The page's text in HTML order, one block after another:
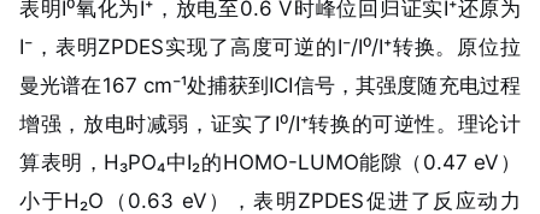
表明I⁰氧化为I⁺，放电至0.6 V时峰位回归证实I⁺还原为
I⁻，表明ZPDES实现了高度可逆的I⁻/I⁰/I⁺转换。原位拉
曼光谱在167 cm⁻¹处捕获到ICI信号，其强度随充电过程
增强，放电时减弱，证实了I⁰/I⁺转换的可逆性。理论计
算表明，H₃PO₄中I₂的HOMO-LUMO能隙（0.47 eV）
小于H₂O（0.63 eV），表明ZPDES促进了反应动力